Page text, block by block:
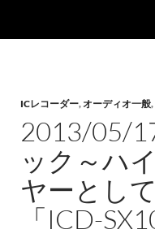
ICレコーダー,オーディオ一般,
2013/05/
ック～ハ
ヤーとし
「ICD-